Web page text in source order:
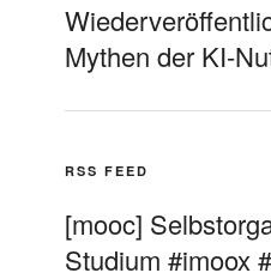
Mythen der KI-
RSS FEED
[mooc]
Studium #imoox